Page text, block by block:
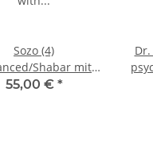
Sozo (4)
Shabar mit
Warring
55,00 € *